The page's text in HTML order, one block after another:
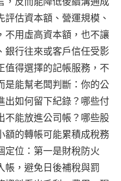
估資本額、營運規模、
不用虛高資本額，也不讓
銀行往來或客戶信任受影
值得選擇的記帳服務，不
是能幫老闆判斷：你的公
出如何留下紀錄？哪些付
不能放進公司帳？哪些股
額的轉帳可能累積成稅務
定位：第一是財稅防火
帳，避免日後補稅與罰